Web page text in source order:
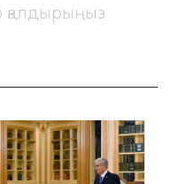
қалдырыңыз